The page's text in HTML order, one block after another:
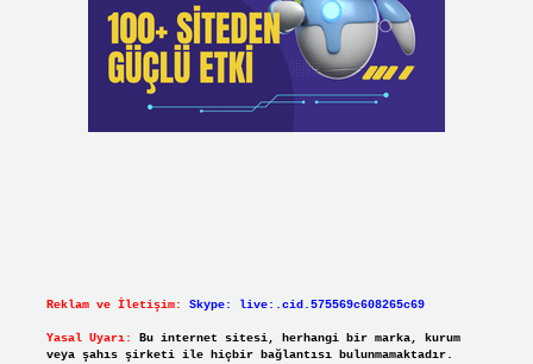
Reklam ve İletişim: Skype: live:.cid.575569c608265c69
Yasal Uyarı:
Bu internet sitesi, herhangi bir marka, kurum
veya şahıs şirketi ile hiçbir bağlantısı bulunmamaktadır.